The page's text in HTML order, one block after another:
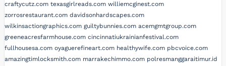
craftycutz.com texasgirlreads.com williemcginest.com
zorrosrestaurant.com davidsonhardscapes.com
wilkinsactiongraphics.com guiltybunnies.com acemgmtgroup.com
greeneacresfarmhouse.com cincinnatiukrainianfestival.com
fullhousesa.com oyaguerefineart.com healthywife.com pbcvoice.com
amazingtimlocksmith.com marrakechimmo.com polresmanggaraitimur.id